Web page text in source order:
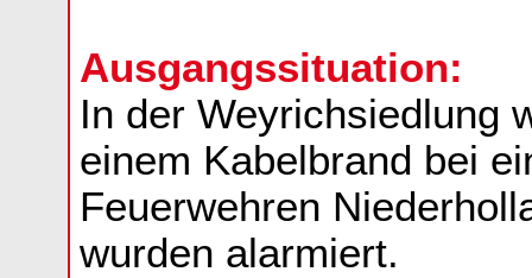
Ausgangssituation:
In der Weyrichsiedlung
einem Kabelbrand bei
Feuerwehren
wurden alarmiert.